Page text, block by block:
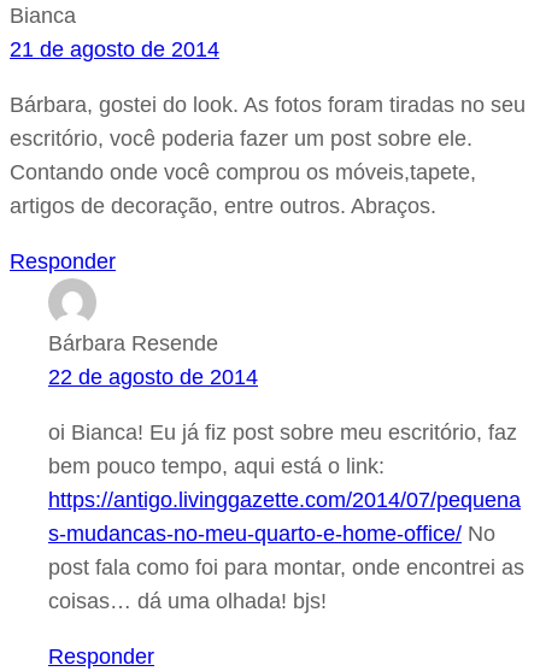
Bianca
21 de agosto de 2014
Bárbara, gostei do look. As fotos foram tiradas no seu
escritório, você poderia fazer um post sobre ele.
Contando onde você comprou os móveis,tapete,
artigos de decoração, entre outros. Abraços.
Responder
Bárbara Resende
22 de agosto de 2014
oi Bianca! Eu já fiz post sobre meu escritório, faz
bem pouco tempo, aqui está o link:
https://antigo.livinggazette.com/2014/07/pequena
s-mudancas-no-meu-quarto-e-home-office/ No
post fala como foi para montar, onde encontrei as
coisas… dá uma olhada! bjs!
Responder